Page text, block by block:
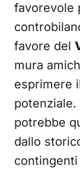
favorevole
favore del
mura
esprimere
potenziale.
potrebbe
dallo